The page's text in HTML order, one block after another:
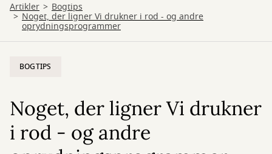
Artikler Bogtips
Noget, der ligner Vi drukner i rod - og andre
oprydningsprogrammer
BOGTIPS
Noget, der ligner Vi drukner
i rod - og andre